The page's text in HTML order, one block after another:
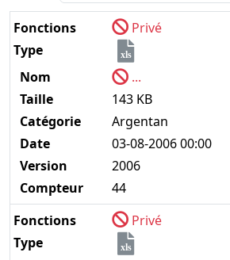
Fonctions
Privé
Type
xls
Nom
...
Taille
143 KB
Catégorie
Argentan
Date
03-08-2006 00:00
Version
2006
Compteur
44
Fonctions
Privé
Type
xls